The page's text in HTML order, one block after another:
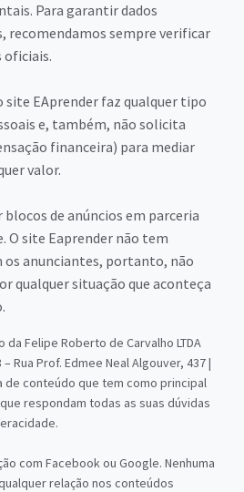
Para garantir dados
recomendamos sempre verificar
oficiais.
site EAprender faz qualquer tipo
e, também, não solicita
financeira) para mediar
valor.
de anúncios em parceria
O site Eaprender não tem
os anunciantes, portanto, não
qualquer situação que aconteça
Felipe Roberto de Carvalho LTDA
– Rua Prof. Edmee Neal Algouver, 437 |
de conteúdo que tem como principal
respondam todas as suas dúvidas
com Facebook ou Google. Nenhuma
relação nos conteúdos